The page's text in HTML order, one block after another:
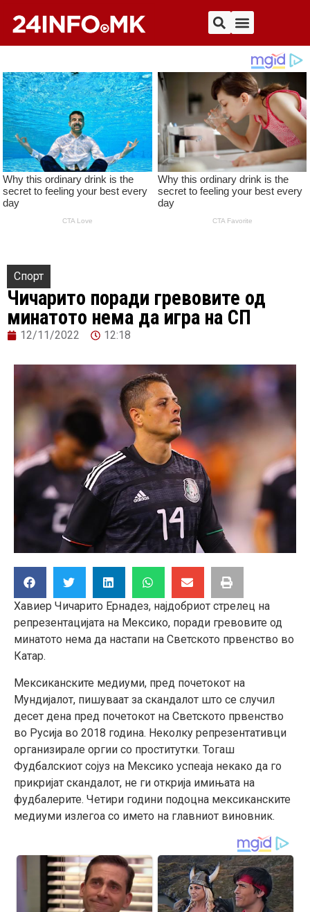
Спорт
Чичарито поради гревовите од
минатото нема да игра на СП
12/11/2022 12:18
Хавиер Чичарито Ернадез, најдобриот стрелец на
репрезентацијата на Мексико, поради гревовите од
минатото нема да настапи на Светското првенство во
Катар.
Мексиканските медиуми, пред почетокот на
Мундијалот, пишуваат за скандалот што се случил
десет дена пред почетокот на Светското првенство
во Русија во 2018 година. Неколку репрезентативци
организирале оргии со проститутки. Тогаш
Фудбалскиот сојуз на Мексико успеаја некако да го
прикријат скандалот, не ги открија имињата на
фудбалерите. Четири години подоцна мексиканските
медиуми излегоа со името на главниот виновник.